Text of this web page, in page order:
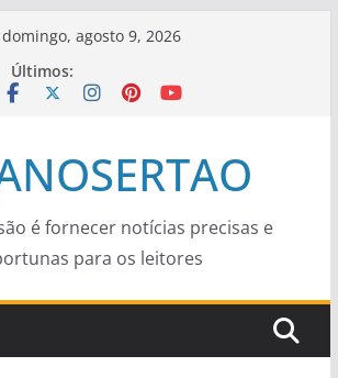
domingo, agosto 9, 2026
Últimos:
é fornecer notícias precisas e
para os leitores